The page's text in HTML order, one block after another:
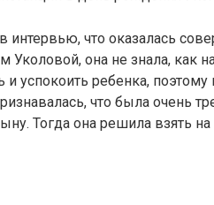
интервью, что оказалась
Уколовой, она не знала, как
успокоить ребенка,
что была очень
Тогда она решила взять